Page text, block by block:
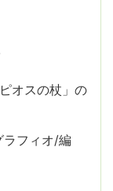
オスの杖」の
ラフィオ/編